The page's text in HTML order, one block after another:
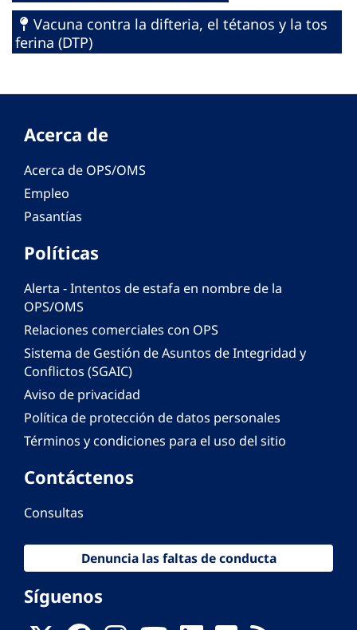
Vacuna contra la difteria, el tétanos y la tos
ferina (DTP)
Acerca de
Acerca de OPS/OMS
Empleo
Pasantías
Políticas
Alerta - Intentos de estafa en nombre de la
OPS/OMS
Relaciones comerciales con OPS
Sistema de Gestión de Asuntos de Integridad y
Conflictos (SGAIC)
Aviso de privacidad
Política de protección de datos personales
Términos y condiciones para el uso del sitio
Contáctenos
Consultas
Denuncia las faltas de conducta
Síguenos